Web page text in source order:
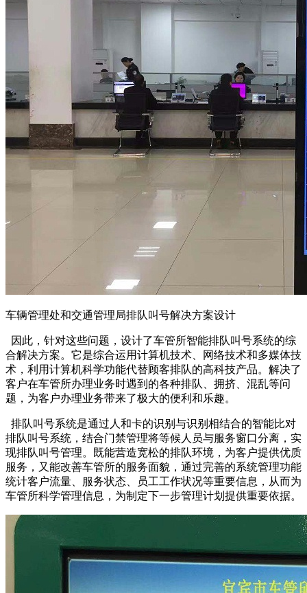
车辆管理处和交通管理局排队叫号解决方案设计
因此，针对这些问题，设计了车管所智能排队叫号系统的综
合解决方案。它是综合运用计算机技术、网络技术和多媒体技
术，利用计算机科学功能代替顾客排队的高科技产品。解决了
客户在车管所办理业务时遇到的各种排队、拥挤、混乱等问
题，为客户办理业务带来了极大的便利和乐趣。
排队叫号系统是通过人和卡的识别与识别相结合的智能比对
排队叫号系统，结合门禁管理将等候人员与服务窗口分离，实
现排队叫号管理。既能营造宽松的排队环境，为客户提供优质
服务，又能改善车管所的服务面貌，通过完善的系统管理功能
统计客户流量、服务状态、员工工作状况等重要信息，从而为
车管所科学管理信息，为制定下一步管理计划提供重要依据。